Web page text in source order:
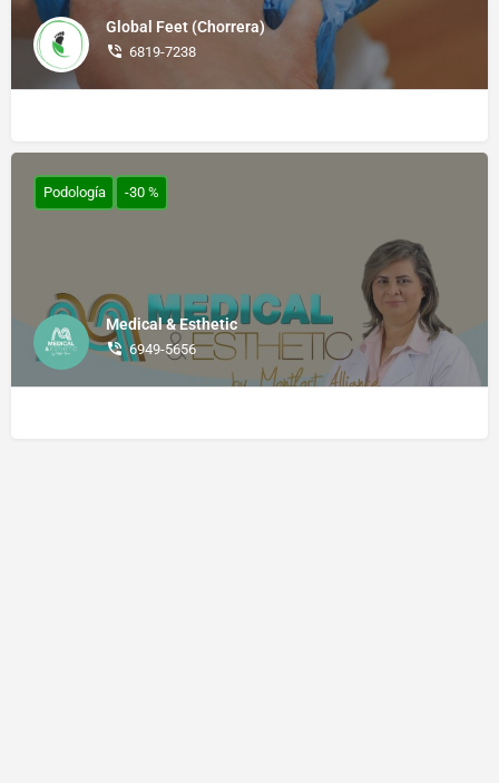
Global Feet (Chorrera)
6819-7238
Medical & Esthetic
6949-5656
Podología -30 %